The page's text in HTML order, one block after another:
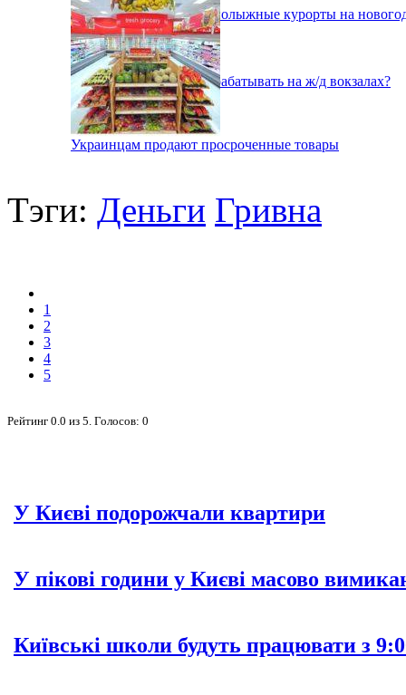
Как будут работать горнолыжные курорты на
Как в Украине будут зарабатывать на ж/д вокзалах?
Украинцам продают просроченные товары
Тэги: Деньги Гривна
1
2
3
4
5
Рейтинг 0.0 из 5 . Голосов: 0
У Києві подорожчали квартири
У пікові години у Києві масово
Київські школи будуть працювати з